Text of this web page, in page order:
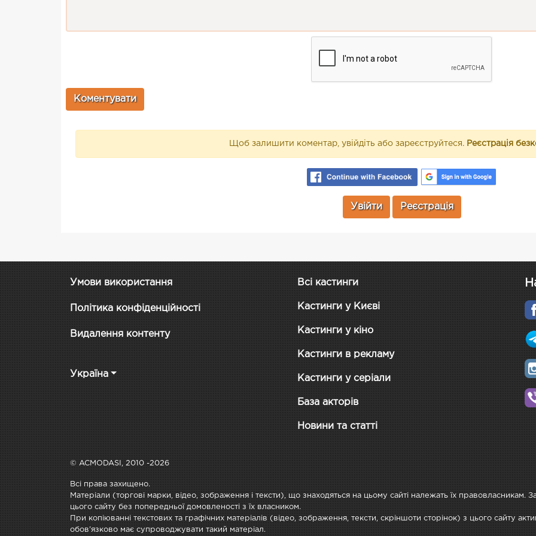
Щоб залишити коментар, увійдіть або зареєструйтеся. Реєстрація
Увійти Реєстрація
Умови використання
Політика конфіденційності
Видалення контенту
Україна
Всі кастинги
Кастинги у Києві
Кастинги у кіно
Кастинги в рекламу
Кастинги у серіали
База акторів
Новини та статті
© ACMODASI, 2010 -2026
Всі права захищено.
Матеріали (торгові марки, відео, зображення і тексти), що знаходяться на цьому сайті належать їх правовласникам.
цього сайту без попередньої домовленості з їх власником.
При копіюванні текстових та графічних матеріалів (відео, зображення, тексти, скріншоти сторінок) з цього сайту
обов'язково має супроводжувати такий матеріал.